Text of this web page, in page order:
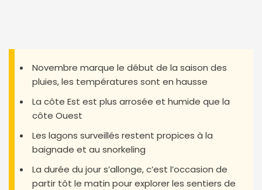
Novembre marque le début de la saison des
pluies, les températures sont en hausse
La côte Est est plus arrosée et humide que la
côte Ouest
Les lagons surveillés restent propices à la
baignade et au snorkeling
La durée du jour s’allonge, c’est l’occasion de
partir tôt le matin pour explorer les sentiers de